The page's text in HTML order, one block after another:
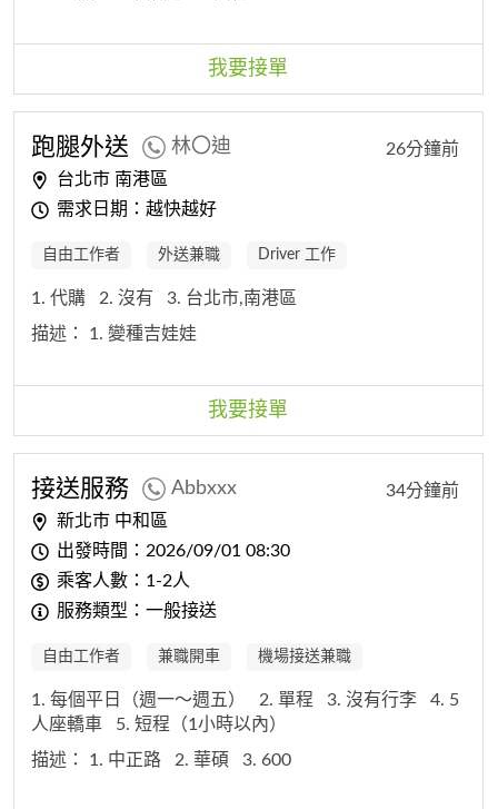
我要接單
跑腿外送 林〇迪
台北市 南港區
需求日期：越快越好
26分鐘前
自由工作者 外送兼職 Driver 工作
1. 代購 2. 沒有
3. 台北市,南港區
描述： 1. 變種吉娃娃
我要接單
接送服務 Abbxxx
新北市 中和區
出發時間：2026/09/01 08:30
乘客人數：1-2人
服務類型：一般接送
34分鐘前
自由工作者 兼職開車 機場接送兼職
1. 每個平日（週一～週五） 2. 單程 3. 沒有行李
4. 5
人座轎車
5. 短程（1小時以內）
描述： 1. 中正路 2. 華碩 3. 600